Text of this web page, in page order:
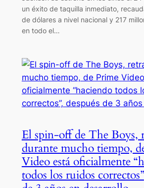
un éxito de taquilla inmediato,
de dólares a nivel nacional y 217
en todo el…
El spin-off de The Boys,
durante mucho tiempo,
Video está oficialmente
todos los ruidos